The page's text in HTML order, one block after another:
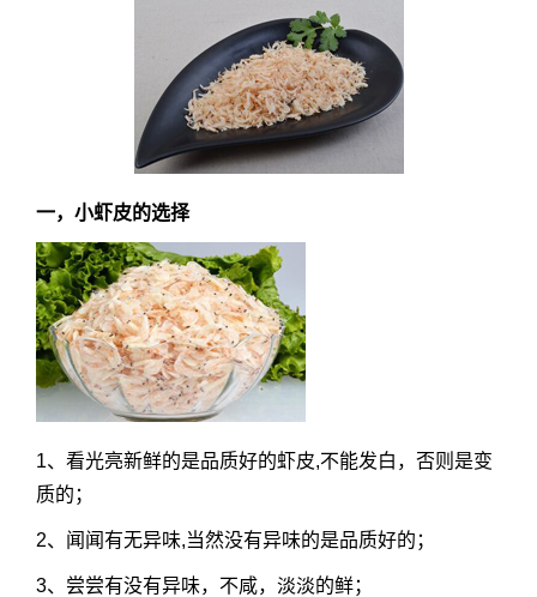
一，小虾皮的选择
1、看光亮新鲜的是品质好的虾皮,不能发白，否则是变
质的；
2、闻闻有无异味,当然没有异味的是品质好的；
3、尝尝有没有异味，不咸，淡淡的鲜；